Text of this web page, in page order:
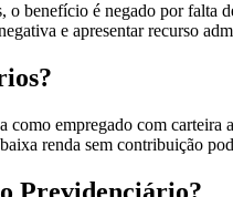
benefício é negado por
e apresentar recurso
empregado com
renda sem contribuição